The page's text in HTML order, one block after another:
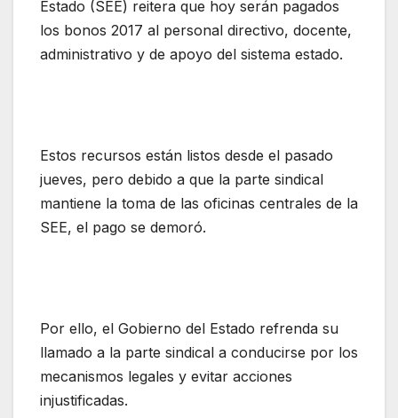
Estado (SEE) reitera que hoy serán pagados
los bonos 2017 al personal directivo, docente,
administrativo y de apoyo del sistema estado.
Estos recursos están listos desde el pasado
jueves, pero debido a que la parte sindical
mantiene la toma de las oficinas centrales de la
SEE, el pago se demoró.
Por ello, el Gobierno del Estado refrenda su
llamado a la parte sindical a conducirse por los
mecanismos legales y evitar acciones
injustificadas.